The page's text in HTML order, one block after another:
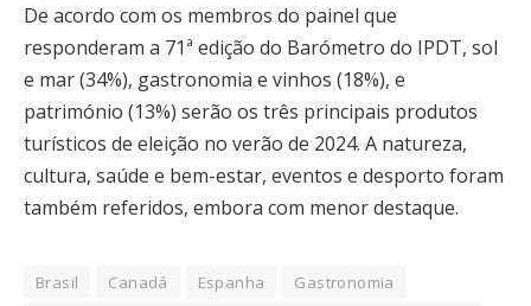
De acordo com os membros do painel que
responderam a 71ª edição do Barómetro do IPDT, sol
e mar (34%), gastronomia e vinhos (18%), e
património (13%) serão os três principais produtos
turísticos de eleição no verão de 2024. A natureza,
cultura, saúde e bem-estar, eventos e desporto foram
também referidos, embora com menor destaque.
Brasil Canadá Espanha
Gastronomia